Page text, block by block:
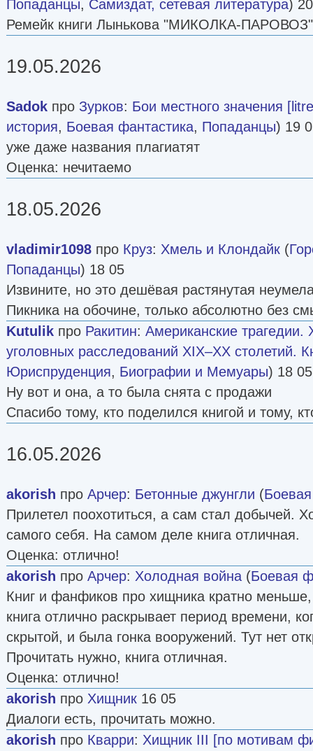
Попаданцы, Самиздат, сетевая литература)
Ремейк книги Лынькова "МИКОЛКА-
19.05.2026
Sadok про Зурков: Бои местного значения
история, Боевая фантастика, Попаданцы) 19
уже даже названия плагиатят
Оценка: нечитаемо
18.05.2026
vladimir1098 про Круз: Хмель и Клондайк (
Попаданцы) 18 05
Извините, но это дешёвая растянутая
Пикника на обочине, только абсолютно без
Kutulik про Ракитин: Американские трагедии.
уголовных расследований XIX–XX столетий.
Юриспруденция, Биографии и Мемуары) 18 05
Ну вот и она, а то была снята с продажи
Спасибо тому, кто поделился книгой и тому,
16.05.2026
akorish про Арчер: Бетонные джунгли (
Прилетел поохотиться, а сам стал добычей.
самого себя. На самом деле книга отличная.
Оценка: отлично!
akorish про Арчер: Холодная война (Боевая
Книг и фанфиков про хищника кратно
книга отлично раскрывает период времени,
скрытой, и была гонка вооружений. Тут нет
Прочитать нужно, книга отличная.
Оценка: отлично!
akorish про Хищник 16 05
Диалоги есть, прочитать можно.
akorish про Кварри: Хищник III [по мотивам